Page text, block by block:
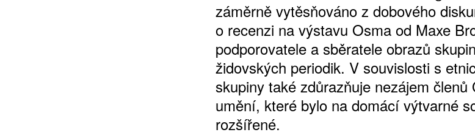
záměrně vytěsňováno z dobového
o recenzi na výstavu Osma od Maxe
podporovatele a sběratele obrazů
židovských periodik. V souvislosti s
skupiny také zdůrazňuje nezájem
umění, které bylo na domácí výtvarné
rozšířené.